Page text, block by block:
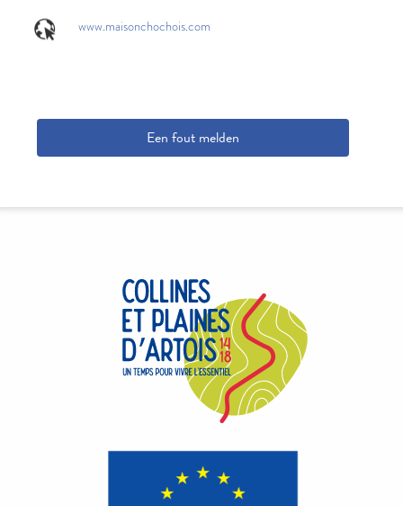
www.maisonchochois.com
Een fout melden